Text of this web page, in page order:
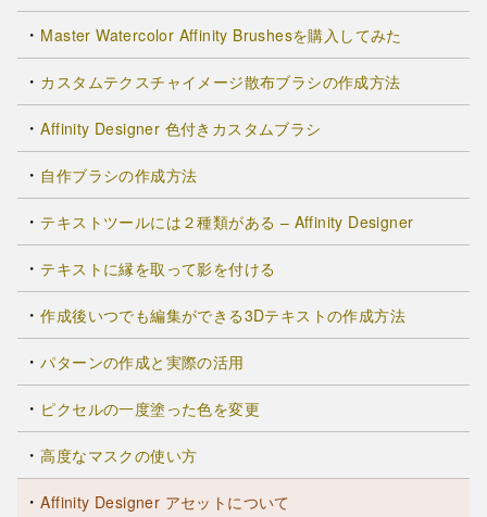
Master Watercolor Affinity Brushesを購入してみた
カスタムテクスチャイメージ散布ブラシの作成方法
Affinity Designer 色付きカスタムブラシ
自作ブラシの作成方法
テキストツールには２種類がある – Affinity Designer
テキストに縁を取って影を付ける
作成後いつでも編集ができる3Dテキストの作成方法
パターンの作成と実際の活用
ピクセルの一度塗った色を変更
高度なマスクの使い方
Affinity Designer アセットについて